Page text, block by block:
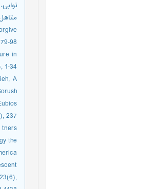
متاهل.
98.‏
in
34.‏
237.‏
tners
the